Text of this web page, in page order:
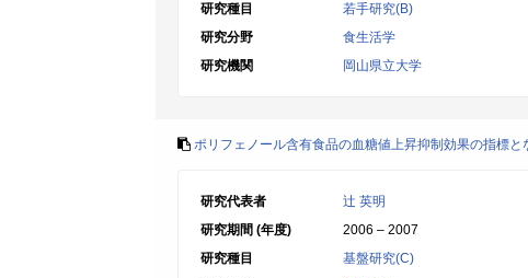
研究種目
若手研究(B)
研究分野
食生活学
研究機関
岡山県立大学
ポリフェノール含有食品の血糖値上昇抑制効果の指標
研究代表者
辻 英明
研究期間 (年度)
2006 – 2007
研究種目
基盤研究(C)